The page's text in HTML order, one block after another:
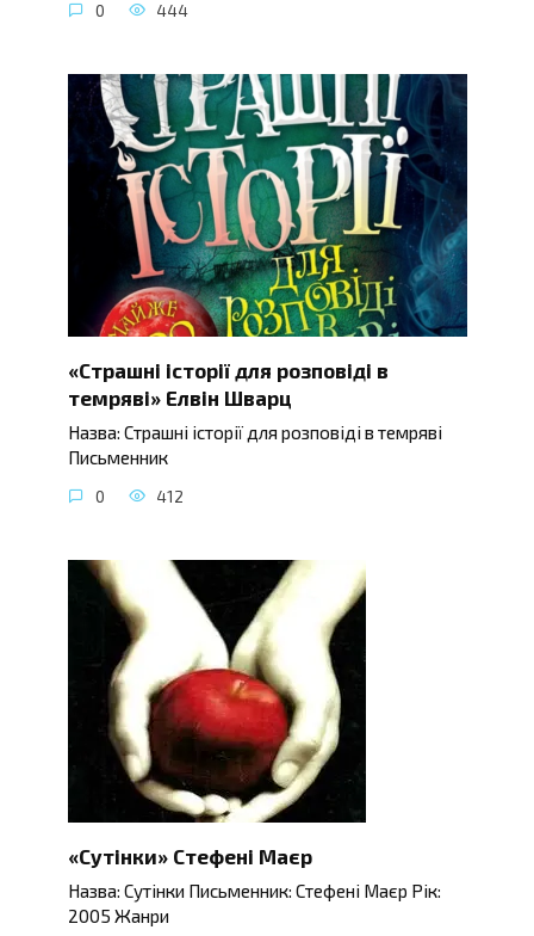
0 444
«Страшні історії для розповіді в
темряві» Елвін Шварц
Назва: Страшні історії для розповіді в темряві
Письменник
0 412
«Сутінки» Стефені Маєр
Назва: Сутінки Письменник: Стефені Маєр Рік:
2005 Жанри